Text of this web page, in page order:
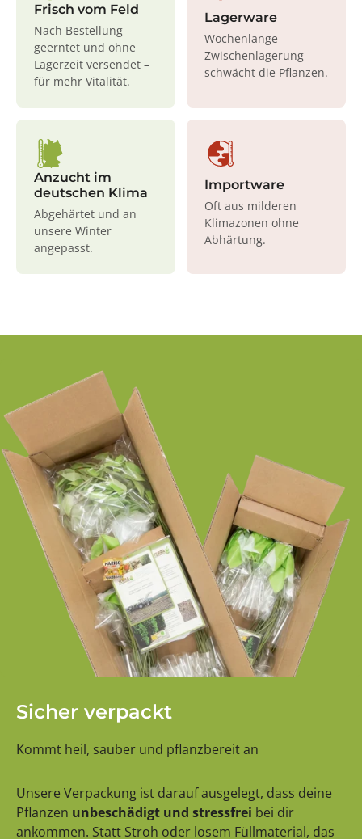
Frisch vom Feld
Nach Bestellung
geerntet und ohne
Lagerzeit versendet –
für mehr Vitalität.
Lagerware
Wochenlange
Zwischenlagerung
schwächt die Pflanzen.
Anzucht im
deutschen Klima
Abgehärtet und an
unsere Winter
angepasst.
Importware
Oft aus milderen
Klimazonen ohne
Abhärtung.
Sicher verpackt
Kommt heil, sauber und pflanzbereit an
Unsere Verpackung ist darauf ausgelegt, dass deine
Pflanzen unbeschädigt und stressfrei bei dir
ankommen. Statt Stroh oder losem Füllmaterial, das